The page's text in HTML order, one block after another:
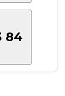
84